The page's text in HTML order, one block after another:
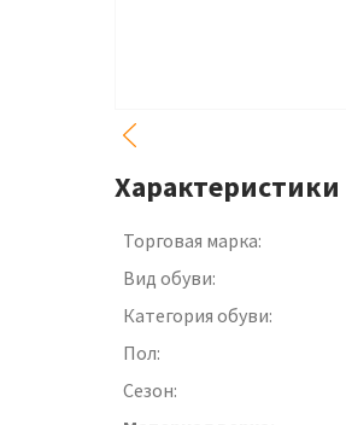
Характеристики
Торговая марка:
Вид обуви:
Категория обуви:
Пол:
Сезон: